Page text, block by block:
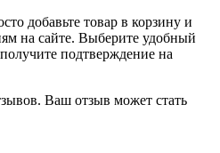
добавьте товар в корзину и
на сайте. Выберите удобный
подтверждение на
Ваш отзыв может стать